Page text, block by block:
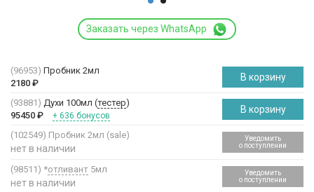
Заказать через WhatsApp
(96953) Пробник 2мл
2180 ₽
В корзину
(93881) Духи 100мл (тестер)
95450 ₽ + 636 бонусов
В корзину
(102549) Пробник 2мл (sale)
нет в наличии
Уведомить
о поступлении
(98511) *отливант 5мл
нет в наличии
Уведомить
о поступлении